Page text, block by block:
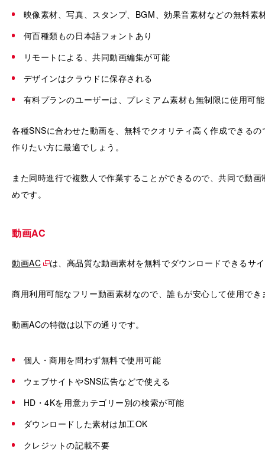
映像素材、写真、スタンプ、BGM、効果音素材などの無料素
何百種類もの日本語フォントあり
リモートによる、共同動画編集が可能
デザインはクラウドに保存される
有料プランのユーザーは、プレミアム素材も無制限に使用可能
各種SNSに合わせた動画を、無料でクオリティ高く作成できる
作りたい方に最適でしょう。
また同時進行で複数人で作業することができるので、共同で動
めです。
動画AC
動画AC は、高品質な動画素材を無料でダウンロードできるサ
商用利用可能なフリー動画素材なので、誰もが安心して使用でき
動画ACの特徴は以下の通りです。
個人・商用を問わず無料で使用可能
ウェブサイトやSNS広告などで使える
HD・4Kを用意カテゴリー別の検索が可能
ダウンロードした素材は加工OK
クレジットの記載不要